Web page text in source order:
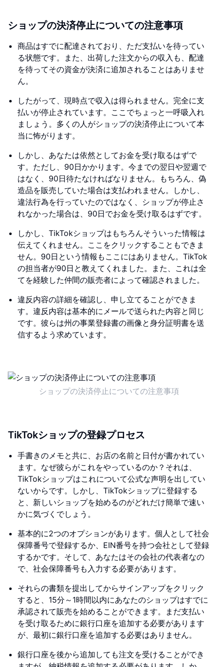
ショップの決済停止についての注意事項
商品はすでに配達されており、ただ支払いを待ってい
る状態です。また、出荷した注文からの収入も、配達
を待ってその資金が決済に追加されることはありませ
ん。
したがって、現時点で収入は得られません。完全に支
払いが停止されています。ここでちょっと一呼吸入れ
ましょう。多くの人がショップの決済停止について本
当に怖がります。
しかし、あなたは依然としてお金を受け取るはずで
す。ただし、90日かかります。今までの翌日や翌週で
はなく、90日待たなければなりません。もちろん、偽
造品を販売していた場合は支払われません。しかし、
違法行為を行っていたのではなく、ショップが停止さ
れなかった場合は、90日でお金を受け取るはずです。
しかし、TikTokショップはもちろんそういった情報は
伝えてくれません。ここをクリックすることもできま
せん。90日という情報もここにはありません。TikTok
の担当者が90日と教えてくれました。また、これは全
てを経験した仲間の販売者によって確認されました。
違反内容の詳細を確認し、申し立てることができま
す。違反内容は基本的にメールで送られた内容と同じ
です。彼らは州の事業登録書の画像と身分証明書を送
信するよう求めています。
ショップの決済停止についての注意事項
TikTokショップの登録プロセス
手書きのメモと共に、お店の名前と日付が書かれてい
ます。なぜ彼らがこれをやっているのか？それは、
TikTokショップはこれについて公式な声明を出してい
ないからです。しかし、TikTokショップに登録する
と、新しいショップを始めるのがどれだけ簡単で速い
かに気づくでしょう。
基本的に2つのオプションがあります。個人として社会
保障番号で登録するか、EIN番号を持つ会社として登録
するかです。そして、あなたはその会社の代表者なの
で、社会保障番号も入力する必要があります。
それらの書類を提出してからサインアップをクリック
すると、15分～1時間以内にあなたのショップはすでに
承認されて販売を始めることができます。まだ支払い
を受け取るために銀行口座を追加する必要があります
が、最初に銀行口座を追加する必要はありません。
銀行口座を後から追加しても注文を受けることができ